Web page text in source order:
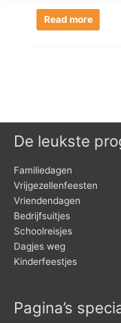
Read more
De leukste
Familiedagen
Vrijgezellenfeesten
Vriendendagen
Bedrijfsuitjes
Schoolreisjes
Dagjes weg
Kinderfeestjes
Pagina’s